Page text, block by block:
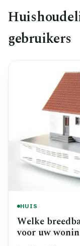
gebruikers
HUIS
Welke
voor uw